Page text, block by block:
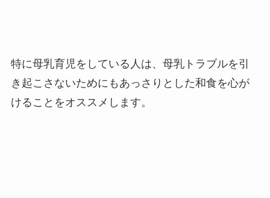
特に母乳育児をしている人は、母乳トラブルを引
き起こさないためにもあっさりとした和食を心が
けることをオススメします。